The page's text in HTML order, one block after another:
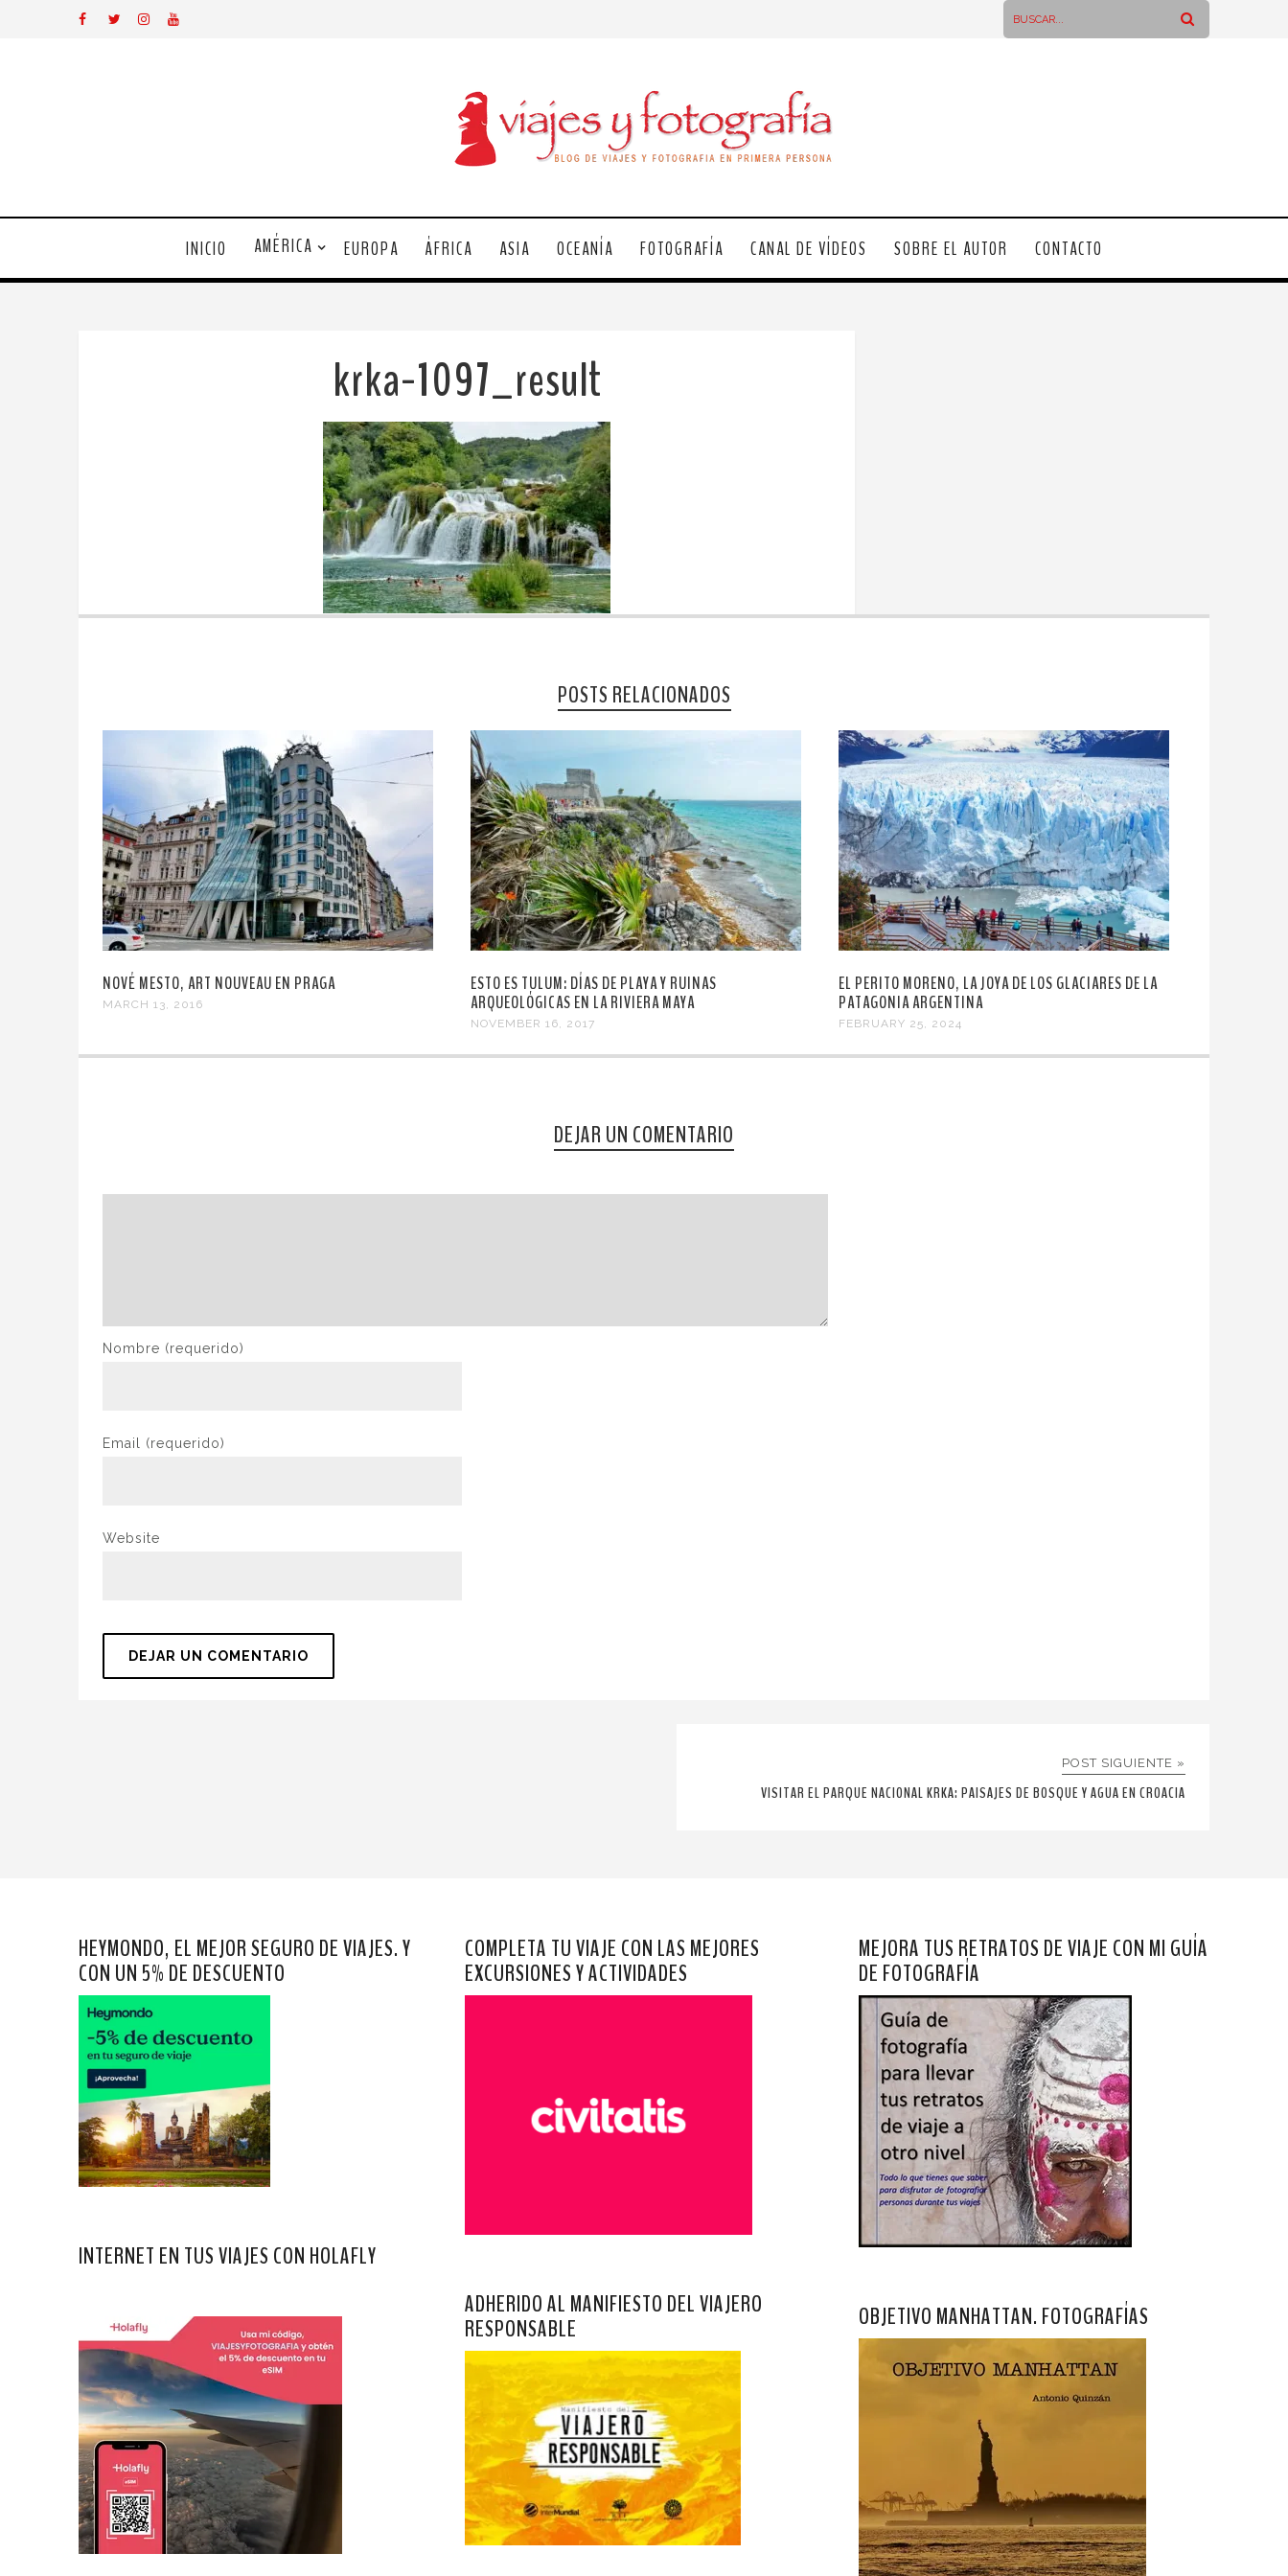
INICIO AMÉRICA EUROPA ÁFRICA ASIA OCEANÍA FOTOGRAFÍA CANAL DE VÍDEOS SOBRE EL AUTOR CONTACTO
krka-1097_result
POSTS RELACIONADOS
NOVÉ MESTO, ART NOUVEAU EN PRAGA
MARCH 13, 2016
ESTO ES TULUM: DÍAS DE PLAYA Y RUINAS
ARQUEOLÓGICAS EN LA RIVIERA MAYA
NOVEMBER 16, 2017
EL PERITO MORENO, LA JOYA DE LOS GLACIARES DE LA
PATAGONIA ARGENTINA
FEBRUARY 25, 2024
DEJAR UN COMENTARIO
Nombre (requerido)
Email (requerido)
Website
POST SIGUIENTE »
VISITAR EL PARQUE NACIONAL KRKA: PAISAJES DE BOSQUE Y AGUA EN CROACIA
HEYMONDO, EL MEJOR SEGURO DE VIAJES. Y
CON UN 5% DE DESCUENTO
INTERNET EN TUS VIAJES CON HOLAFLY
COMPLETA TU VIAJE CON LAS MEJORES
EXCURSIONES Y ACTIVIDADES
ADHERIDO AL MANIFIESTO DEL VIAJERO
RESPONSABLE
MEJORA TUS RETRATOS DE VIAJE CON MI GUÍA
DE FOTOGRAFÍA
OBJETIVO MANHATTAN. FOTOGRAFÍAS